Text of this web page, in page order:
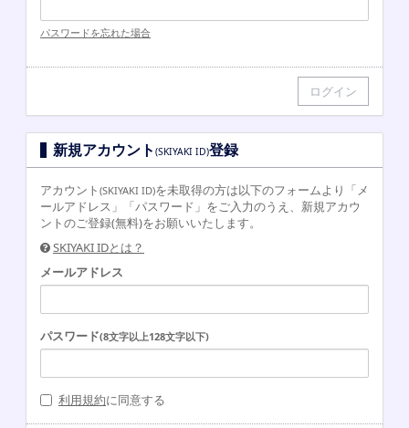
パスワードを忘れた場合
新規アカウント (SKIYAKI ID)登録
アカウント (SKIYAKI ID)を未取得の方は以下のフォームより「メ
ールアドレス」「パスワード」をご入力のうえ、新規アカウ
ントのご登録(無料)をお願いいたします。
SKIYAKI IDとは？
メールアドレス
パスワード(8文字以上128文字以下)
利用規約に同意する